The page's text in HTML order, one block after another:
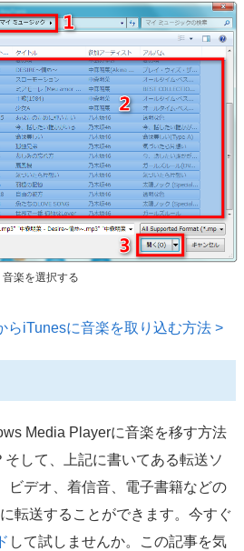
音楽を選択する
らiTunesに音楽を取り込む方法 >
Media Playerに音楽を移す方法
して、上記に書いてある転送ソ
ビデオ、着信音、電子書籍などの
転送することができます。今すぐ
して試しませんか。この記事を気